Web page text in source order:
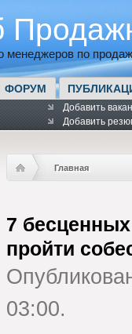
менеджеров по
ФОРУМ
Добавить
Добавить
Главная
7
пройти
03:00.